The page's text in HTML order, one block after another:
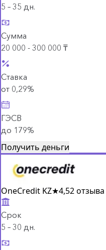
5 – 35 дн.
Сумма
20 000 - 300 000 ₸
Ставка
от 0,29%
ГЭСВ
до 179%
Получить деньги
OneCredit KZ★4,52 отзыва
Срок
5 – 30 дн.